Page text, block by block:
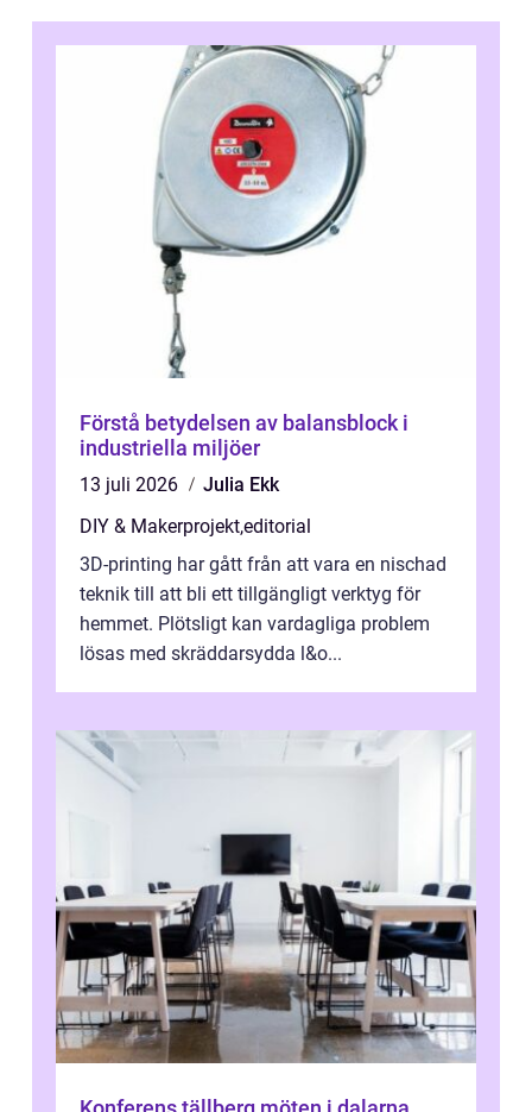
Förstå betydelsen av balansblock i
industriella miljöer
13 juli 2026
Julia Ekk
DIY & Makerprojekt,editorial
3D-printing har gått från att vara en nischad
teknik till att bli ett tillgängligt verktyg för
hemmet. Plötsligt kan vardagliga problem
lösas med skräddarsydda l&o...